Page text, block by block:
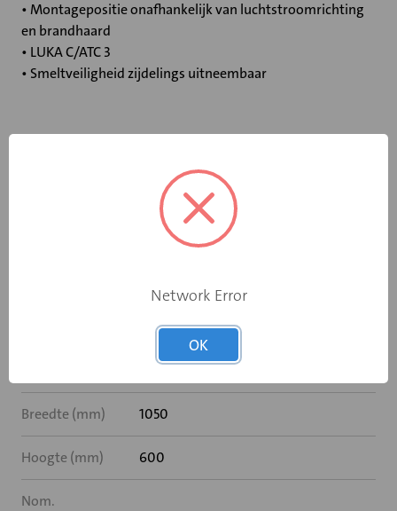
• Montagepositie onafhankelijk van luchtstroomrichting
en brandhaard
• LUKA C/ATC 3
• Smeltveiligheid zijdelings uitneembaar
Elektromotor 24 V
Nee
Geen
Breedte (mm) 1050
Hoogte (mm) 600
Nom.
Network Error
OK